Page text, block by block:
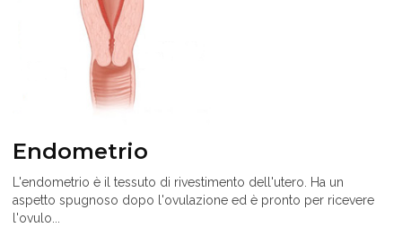
Endometrio
L'endometrio è il tessuto di rivestimento dell'utero. Ha un
aspetto spugnoso dopo l'ovulazione ed è pronto per ricevere
l'ovulo...